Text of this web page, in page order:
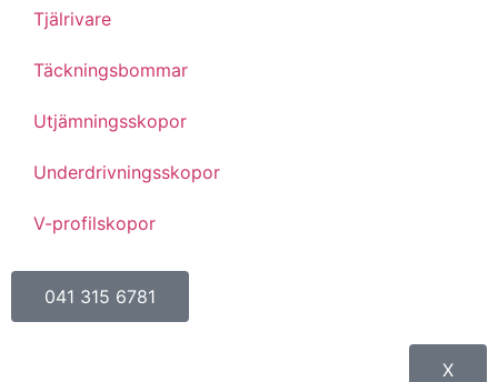
Tjälrivare
Täckningsbommar
Utjämningsskopor
Underdrivningsskopor
V-profilskopor
041 315 6781
X